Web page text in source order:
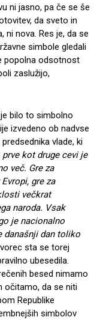
ni jasno, pa če se še
da sveto in
ni nova. Res je, da se
simbole gledali
popolna odsotnost
zaslužijo,
bilo to simbolno
izvedeno ob nadvse
vlade, ki
prve kot druge cevi je
več. Gre za
gre za
večkrat
naroda. Vsak
je nacionalno
današnji dan toliko
sta se torej
ubesedila.
besed nimamo
očitamo, da se niti
Republike
simbolov